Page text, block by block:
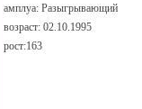
амплуа: Разыгрывающий
возраст: 02.10.1995
рост:163